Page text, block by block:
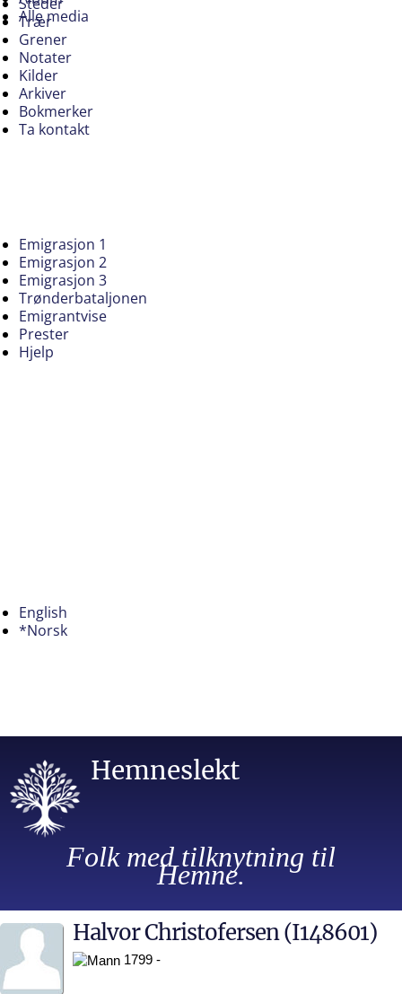
Alle media
Trær
Grener
Notater
Kilder
Arkiver
Bokmerker
Ta kontakt
Emigrasjon 1
Emigrasjon 2
Emigrasjon 3
Trønderbataljonen
Emigrantvise
Prester
Hjelp
English
*Norsk
Hemneslekt
Folk med tilknytning til
Hemne.
Halvor Christofersen (I148601)
1799 -